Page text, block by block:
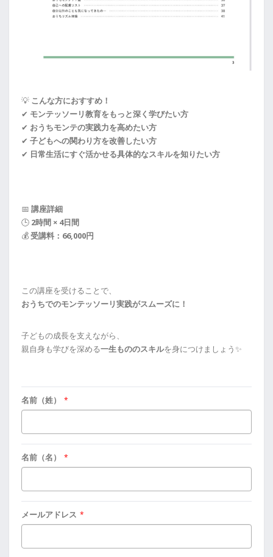
💡 こんな方におすすめ！
✔ モンテッソーリ教育をもっと深く学びたい方
✔ おうちモンテの実践力を高めたい方
✔ 子どもへの関わり方を改善したい方
✔ 日常生活にすぐ活かせる具体的なスキルを知りたい方
📅 講座詳細
🕒 2時間 × 4日間
💰受講料：66,000円
この講座を受けることで、
おうちでのモンテッソーリ実践がスムーズに！
子どもの成長を支えながら、
親自身も学びを深める一生もののスキルを身につけましょう✨
名前（姓） *
名前（名） *
メールアドレス *